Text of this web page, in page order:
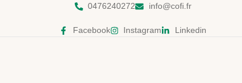
0476240272 info@cofi.fr
Facebook Instagram Linkedin